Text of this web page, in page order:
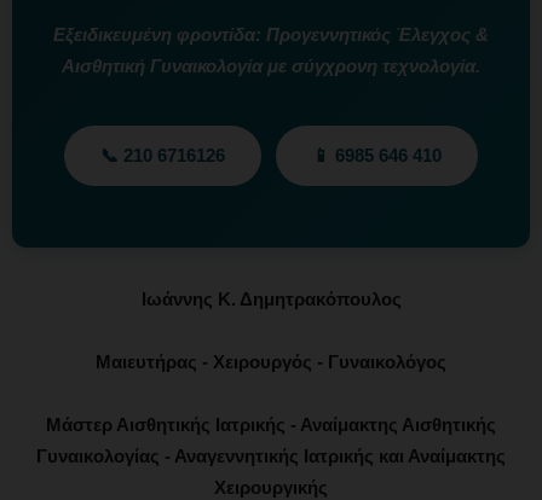
Εξειδικευμένη φροντίδα: Προγεννητικός Έλεγχος &
Αισθητική Γυναικολογία με σύγχρονη τεχνολογία.
📞 210 6716126 📱 6985 646 410
Ιωάννης Κ. Δημητρακόπουλος
Μαιευτήρας - Χειρουργός - Γυναικολόγος
Μάστερ Αισθητικής Ιατρικής - Αναίμακτης Αισθητικής
Γυναικολογίας - Αναγεννητικής Ιατρικής και Αναίμακτης
Χειρουργικής